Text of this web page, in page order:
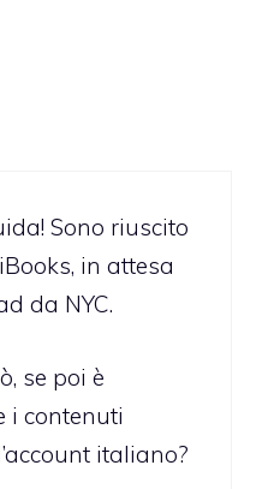
Sono riuscito
in attesa
da NYC.
se poi è
i contenuti
italiano?